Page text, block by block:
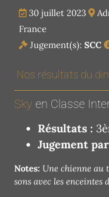
30 juillet 2023
France
Jugement(s): SCC
Nos résultats du
Sky en Classe
Résultats :
Jugement
Notes: Une chienne au
sons avec les enceintes